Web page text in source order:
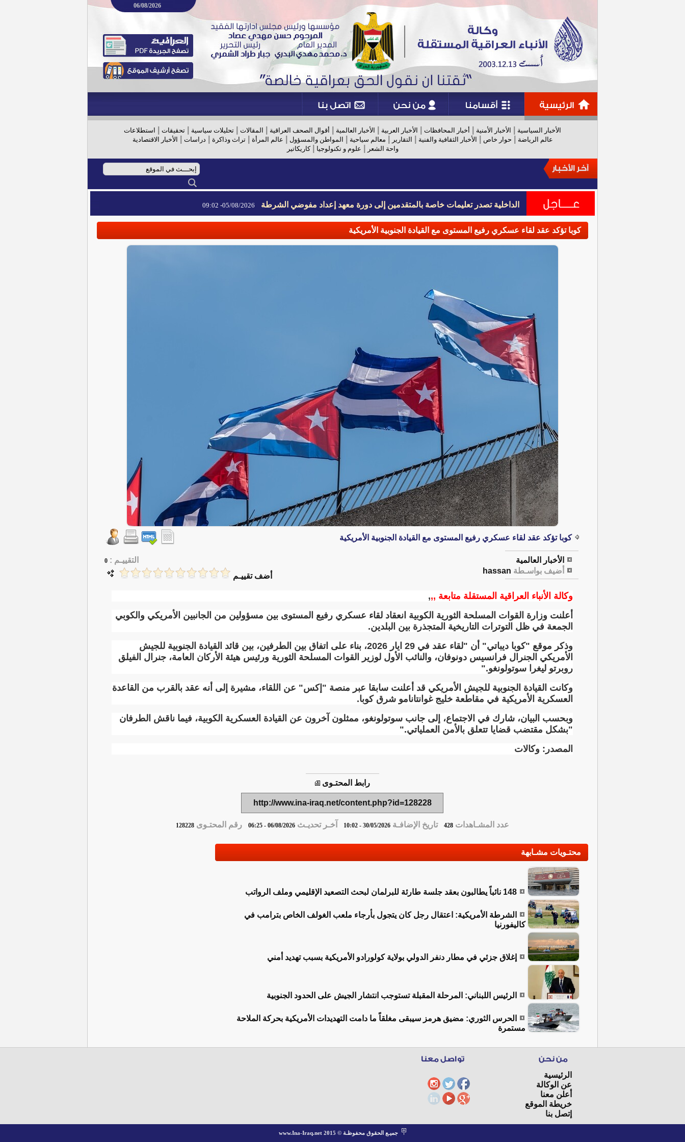
06/08/2026
الأخبار السياسية الأخبار الأمنية أخبار المحافظات الأخبار العربية الأخبار العالمية أقوال الصحف العراقية المقالات تحليلات سياسية تحقيقات
استطلاعات
عالم الرياضة
حوار خاص الأخبار الثقافية والفنية التقارير معالم سياحية المواطن والمسؤول عالم المرأة |تراث وذاكرة دراسات
الأخبار الاقتصادية
واحة الشعر
علوم و تكنولوجيا |كاريكاتير
الداخلية تصدر تعليمات خاصة بالمتقدمين إلى دورة معهد إعداد مفوضي الشرطة 05/08/2026- 09:02
الداخلية تصدر تعليمات خاصة بالمتقدمين إلى دورة معهد إعداد مفوضي الشرطة 05/08/2026- 09:02
كوبا تؤكد عقد لقاء عسكري رفيع المستوى مع القيادة الجنوبية الأمريكية
كوبا تؤكد عقد لقاء عسكري رفيع المستوى مع القيادة الجنوبية الأمريكية
الأخبار العالمية التقييـم : 0
أضيف بواسـطة hassan
أضف تقييـم
وكالة الأنباء العراقية المستقلة متابعة ,,,
أعلنت وزارة القوات المسلحة الثورية الكوبية انعقاد لقاء عسكري رفيع المستوى بين مسؤولين من الجانبين الأمريكي والكوبي
الجمعة في ظل التوترات التاريخية المتجذرة بين البلدين.
وذكر موقع "كوبا ديباتي" أن "لقاء عقد في 29 ايار 2026، بناء على اتفاق بين الطرفين، بين قائد القيادة الجنوبية للجيش
الأمريكي الجنرال فرانسيس دونوفان، والنائب الأول لوزير القوات المسلحة الثورية ورئيس هيئة الأركان العامة، جنرال الفيلق
روبرتو ليغرا سوتولونغو".
وكانت القيادة الجنوبية للجيش الأمريكي قد أعلنت سابقا عبر منصة "إكس" عن اللقاء، مشيرة إلى أنه عقد بالقرب من القاعدة
العسكرية الأمريكية في مقاطعة خليج غوانتانامو شرق كوبا.
وبحسب البيان، شارك في الاجتماع، إلى جانب سوتولونغو، ممثلون آخرون عن القيادة العسكرية الكوبية، فيما ناقش الطرفان
"بشكل مقتضب قضايا تتعلق بالأمن العملياتي".
المصدر: وكالات
رابط المحتـوى
http://www.ina-iraq.net/content.php?id=128228
عدد المشـاهدات428 تاريخ الإضافـة30/05/2026 - 10:02 آخـر تحديـث06/08/2026 - 06:25 رقم المحتـوى128228
محتـويات مشـابهة
148 نائباً يطالبون بعقد جلسة طارئة للبرلمان لبحث التصعيد الإقليمي وملف الرواتب
الشرطة الأمريكية: اعتقال رجل كان يتجول بأرجاء ملعب الغولف الخاص بترامب في
كاليفورنيا
إغلاق جزئي في مطار دنفر الدولي بولاية كولورادو الأمريكية بسبب تهديد أمني
الرئيس اللبناني: المرحلة المقبلة تستوجب انتشار الجيش على الحدود الجنوبية
الحرس الثوري: مضيق هرمز سيبقى مغلقاً ما دامت التهديدات الأمريكية بحركة الملاحة
مستمرة
الرئيسية
عن الوكالة
أعلن معنا
خريطة الموقع
إتصل بنا
جميـع الحقوق محفوظـة © www.Ina-Iraq.net 2015